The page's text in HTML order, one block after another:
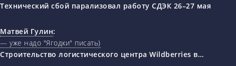
Технический сбой парализовал работу СДЭК 26–27 мая
Матвей Гулин:
— уже надо "Ягодки" писать)
Строительство логистического центра Wildberries в…